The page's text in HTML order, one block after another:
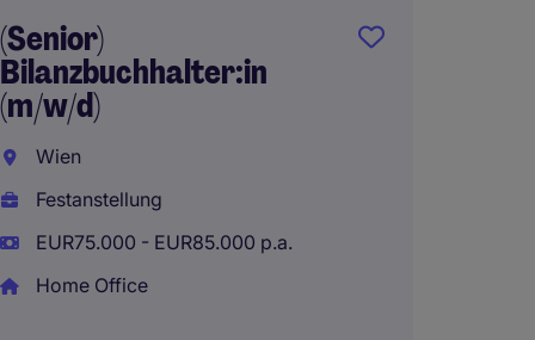
(Senior)
Bilanzbuchhalter:in
(m/w/d)
Wien
Festanstellung
EUR75.000 - EUR85.000 p.a.
Home Office